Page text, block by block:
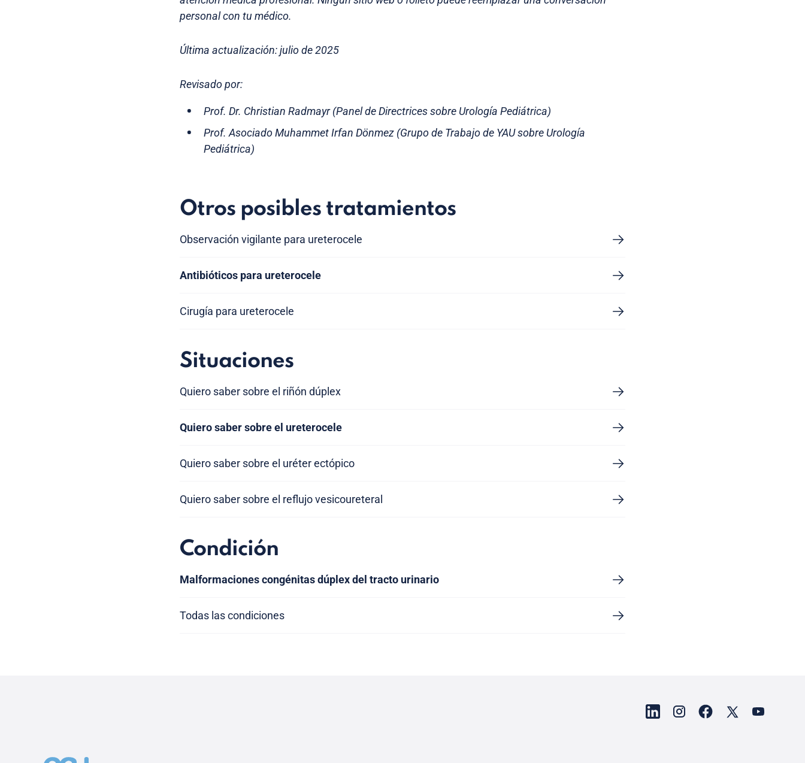
personal con tu médico.
Última actualización: julio de 2025
Revisado por:
Prof. Dr. Christian Radmayr (Panel de Directrices sobre Urología Pediátrica)
Prof. Asociado Muhammet Irfan Dönmez (Grupo de Trabajo de YAU sobre Urología
Pediátrica)
Otros posibles tratamientos
Observación vigilante para ureterocele
Antibióticos para ureterocele
Cirugía para ureterocele
Situaciones
Quiero saber sobre el riñón dúplex
Quiero saber sobre el ureterocele
Quiero saber sobre el uréter ectópico
Quiero saber sobre el reflujo vesicoureteral
Condición
Malformaciones congénitas dúplex del tracto urinario
Todas las condiciones